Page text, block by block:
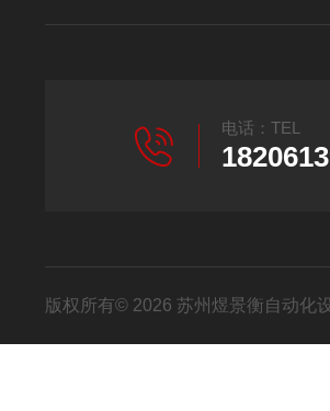
电话：TEL
版权所有© 2026 苏州煜景衡自动